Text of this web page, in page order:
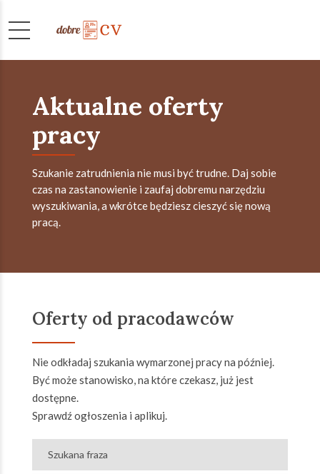
Aktualne oferty
pracy
Szukanie zatrudnienia nie musi być trudne. Daj sobie
czas na zastanowienie i zaufaj dobremu narzędziu
wyszukiwania, a wkrótce będziesz cieszyć się nową
pracą.
Oferty od pracodawców
Nie odkładaj szukania wymarzonej pracy na później.
Być może stanowisko, na które czekasz, już jest
dostępne.
Sprawdź ogłoszenia i aplikuj.